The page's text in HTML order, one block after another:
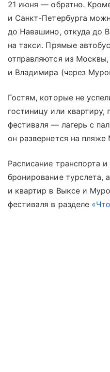
21 июня — обратно.
и Санкт-Петербурга
до Навашино, откуда до
на такси. Прямые
отправляются из
и Владимира (через
Гостям, которые не
гостиницу или квартиру,
фестиваля — лагерь с
он развернется на
Расписание транспорта
бронирование турслета,
и квартир в Выксе и
фестиваля в разделе